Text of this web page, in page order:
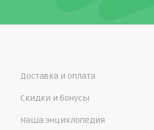
Доставка и оплата
Скидки и бонусы
Наша энциклопедия